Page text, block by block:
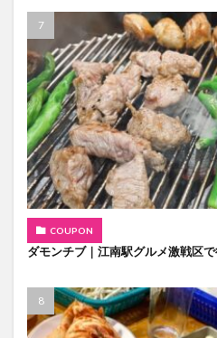
COUPON
ダモンチブ｜江南駅グルメ激戦区